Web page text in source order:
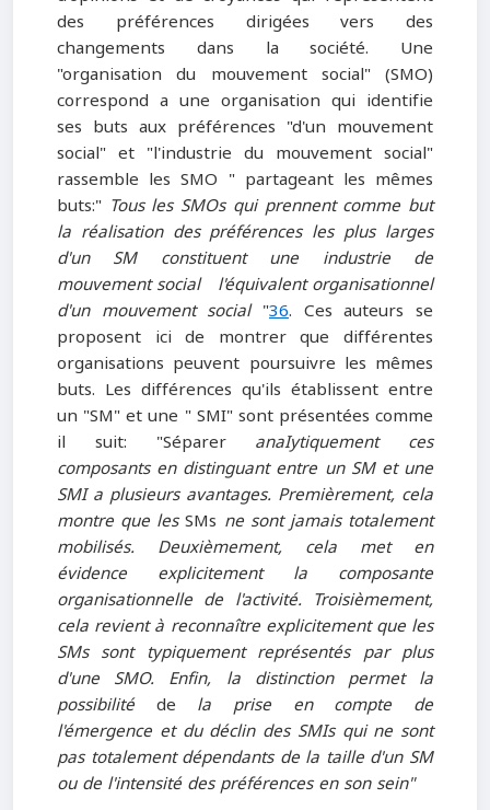
des préférences dirigées vers des
changements dans la société. Une
"organisation du mouvement social" (SMO)
correspond a une organisation qui identifie
ses buts aux préférences "d'un mouvement
social" et "l'industrie du mouvement social"
rassemble les SMO " partageant les mêmes
buts:" Tous les SMOs qui prennent comme but
la réalisation des préférences les plus larges
d'un SM constituent une industrie de
mouvement social l'équivalent organisationnel
d'un mouvement social "36. Ces auteurs se
proposent ici de montrer que différentes
organisations peuvent poursuivre les mêmes
buts. Les différences qu'ils établissent entre
un "SM" et une " SMI" sont présentées comme
il suit: "Séparer anaIytiquement ces
composants en distinguant entre un SM et une
SMI a plusieurs avantages. Premièrement, cela
montre que lesSMs ne sont jamais totalement
mobilisés. Deuxièmement, cela met en
évidence explicitement la composante
organisationnelle de l'activité. Troisièmement,
cela revient à reconnaître explicitement que les
SMs sont typiquement représentés par plus
d'une SMO. Enfin, la distinction permet la
possibilité de la prise en compte de
l'émergence et du déclin des SMIs qui ne sont
pas totalement dépendants de la taille d'un SM
ou de l'intensité des préférences en son sein"